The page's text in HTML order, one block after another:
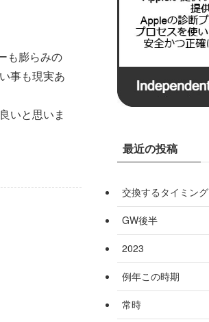
も膨らみの
事も現実あ
いと思いま
最近の投稿
交換するタイミング
GW後半
2023
例年この時期
常時